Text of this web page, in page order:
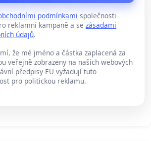
podmínkami společnosti
reklamní kampaně a se zásadami
údajů.
že mé jméno a částka zaplacená za
veřejně zobrazeny na našich webových
předpisy EU vyžadují tuto
pro politickou reklamu.